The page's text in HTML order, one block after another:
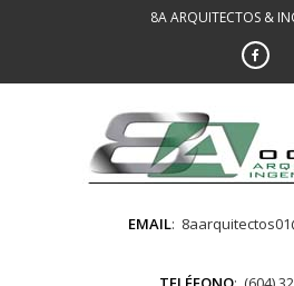
8A ARQUITECTOS &
EMAIL